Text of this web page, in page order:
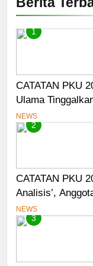
1
CATATAN PKU
Ulama
Media
NEWS
2
CATATAN PKU
Analisis’,
Kontemporer
NEWS
3